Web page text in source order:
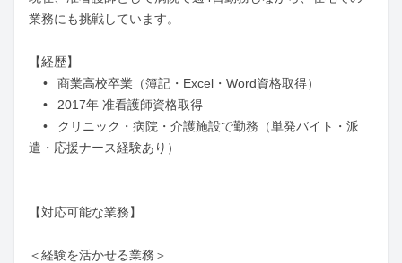
業務にも挑戦しています。
【経歴】
遣・応援ナース経験あり）
【対応可能な業務】
＜経験を活かせる業務＞